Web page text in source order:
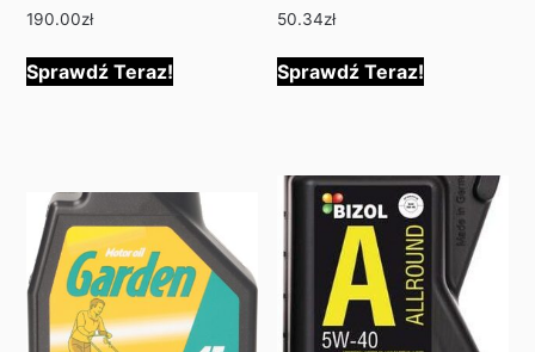
190.00zł
Sprawdź Teraz!
50.34zł
Sprawdź Teraz!